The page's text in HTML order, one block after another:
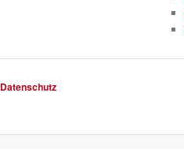
Datenschutz